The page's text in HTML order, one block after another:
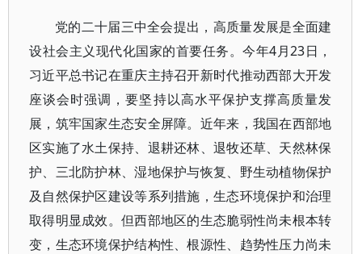
党的二十届三中全会提出，高质量发展是全面建
设社会主义现代化国家的首要任务。今年4月23日，
习近平总书记在重庆主持召开新时代推动西部大开发
座谈会时强调，要坚持以高水平保护支撑高质量发
展，筑牢国家生态安全屏障。近年来，我国在西部地
区实施了水土保持、退耕还林、退牧还草、天然林保
护、三北防护林、湿地保护与恢复、野生动植物保护
及自然保护区建设等系列措施，生态环境保护和治理
取得明显成效。但西部地区的生态脆弱性尚未根本转
变，生态环境保护结构性、根源性、趋势性压力尚未